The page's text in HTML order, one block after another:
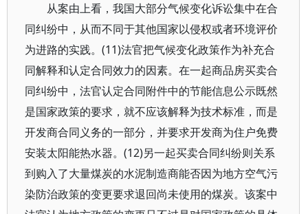
从案由上看，我国大部分气候变化诉讼集中在合
同纠纷中，从而不同于其他国家以侵权或者环境评价
为进路的实践。(11)法官把气候变化政策作为补充合
同解释和认定合同效力的因素。在一起商品房买卖合
同纠纷中，法官认定合同附件中的节能信息公示既然
是国家政策的要求，就不应该解释为技术标准，而是
开发商合同义务的一部分，并要求开发商为住户免费
安装太阳能热水器。(12)另一起买卖合同纠纷则关系
到购入了大量煤炭的水泥制造商能否因为地方空气污
染防治政策的变更要求退回尚未使用的煤炭。该案中